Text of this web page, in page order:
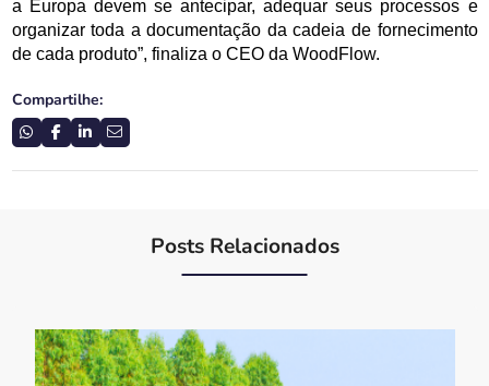
a Europa devem se antecipar, adequar seus processos e
organizar toda a documentação da cadeia de fornecimento
de cada produto”, finaliza o CEO da WoodFlow.
Compartilhe:
Posts Relacionados